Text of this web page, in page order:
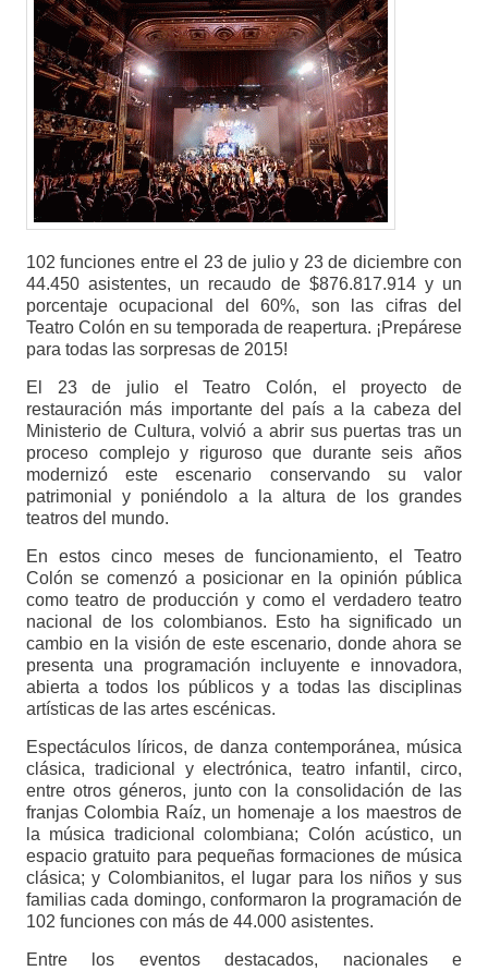
102 funciones entre el 23 de julio y 23 de diciembre con
44.450 asistentes, un recaudo de $876.817.914 y un
porcentaje ocupacional del 60%, son las cifras del
Teatro Colón en su temporada de reapertura. ¡Prepárese
para todas las sorpresas de 2015!
El 23 de julio el Teatro Colón, el proyecto de
restauración más importante del país a la cabeza del
Ministerio de Cultura, volvió a abrir sus puertas tras un
proceso complejo y riguroso que durante seis años
modernizó este escenario conservando su valor
patrimonial y poniéndolo a la altura de los grandes
teatros del mundo.
En estos cinco meses de funcionamiento, el Teatro
Colón se comenzó a posicionar en la opinión pública
como teatro de producción y como el verdadero teatro
nacional de los colombianos. Esto ha significado un
cambio en la visión de este escenario, donde ahora se
presenta una programación incluyente e innovadora,
abierta a todos los públicos y a todas las disciplinas
artísticas de las artes escénicas.
Espectáculos líricos, de danza contemporánea, música
clásica, tradicional y electrónica, teatro infantil, circo,
entre otros géneros, junto con la consolidación de las
franjas Colombia Raíz, un homenaje a los maestros de
la música tradicional colombiana; Colón acústico, un
espacio gratuito para pequeñas formaciones de música
clásica; y Colombianitos, el lugar para los niños y sus
familias cada domingo, conformaron la programación de
102 funciones con más de 44.000 asistentes.
Entre los eventos destacados, nacionales e